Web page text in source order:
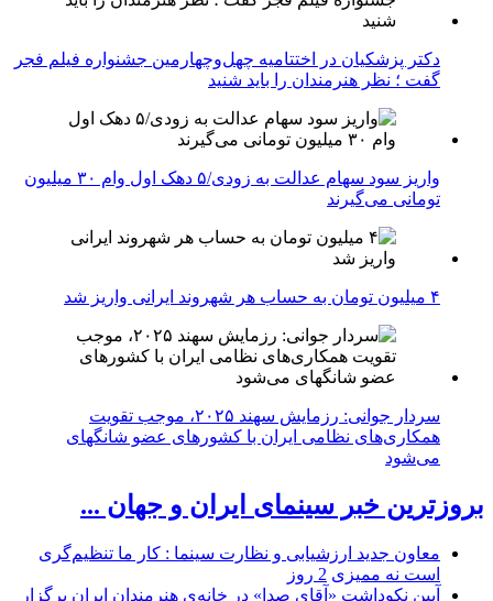
دکتر پزشکیان در اختتامیه چهل‌وچهارمین جشنواره فیلم فجر
گفت ؛ نظر هنرمندان را باید شنید
واریز سود سهام عدالت به زودی/۵ دهک اول وام ۳۰ میلیون
تومانی می‌گیرند
۴ میلیون تومان به حساب هر شهروند ایرانی واریز شد
سردار جوانی: رزمایش سهند ۲۰۲۵، موجب تقویت
همکاری‌های نظامی ایران با کشور‌های عضو شانگهای
می‌شود
بروزترین خبر سینمای ایران و جهان ...
معاون جدید ارزشیابی و نظارت سینما : کار ما تنظیم‌گری
است نه ممیزی 2 روز
آیین نکوداشت «آقای صدا» در خانه‌ی هنرمندان ایران برگزار